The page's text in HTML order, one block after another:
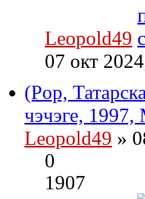
Leopold49
07 окт
(Pop,
чэчэге,
Leopold49 »
0
1907